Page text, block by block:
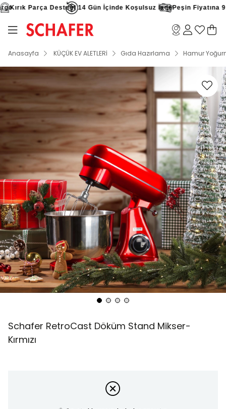
Kırık Parça Desteği 14 Gün İçinde Koşulsuz İadePeşin Fiyatına 9
Anasayfa KÜÇÜK EV ALETLERİ Gıda Hazırlama Hamur
Schafer RetroCast Döküm Stand Mikser-
Kırmızı